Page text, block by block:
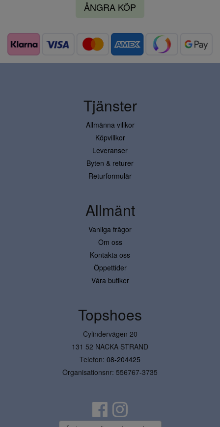
ÅNGRA KÖP
Tjänster
Allmänna villkor
Köpvillkor
Leveranser
Byten & returer
Returformulär
Allmänt
Vanliga frågor
Om oss
Kontakta oss
Öppettider
Våra butiker
Topshoes
Cylindervägen 20
131 52 NACKA STRAND
Telefon: 08-204425
Organisationsnr: 556767-3735